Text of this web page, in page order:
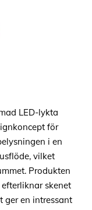
LED-lykta
för
i en
vilket
Produkten
skenet
ger en intressant